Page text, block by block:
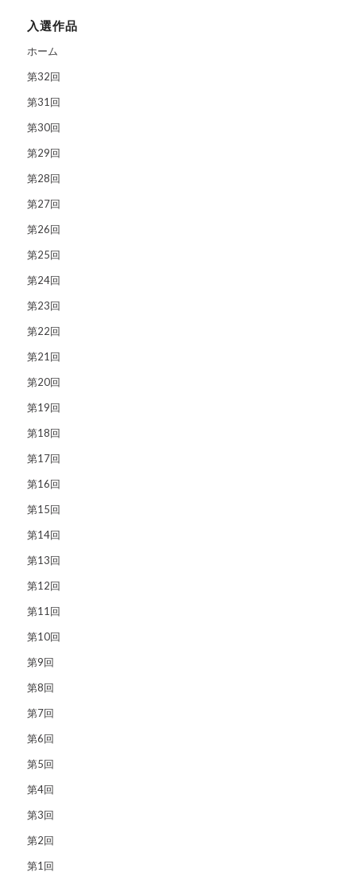
入選作品
ホーム
第32回
第31回
第30回
第29回
第28回
第27回
第26回
第25回
第24回
第23回
第22回
第21回
第20回
第19回
第18回
第17回
第16回
第15回
第14回
第13回
第12回
第11回
第10回
第9回
第8回
第7回
第6回
第5回
第4回
第3回
第2回
第1回